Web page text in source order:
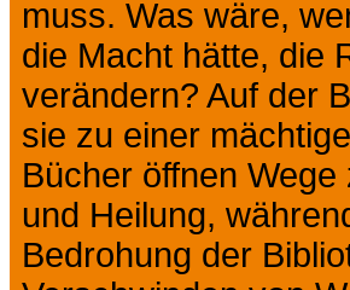
muss. Was wäre,
die Macht hätte, die
verändern? Auf der
sie zu einer
Bücher öffnen Wege
und Heilung,
Bedrohung der